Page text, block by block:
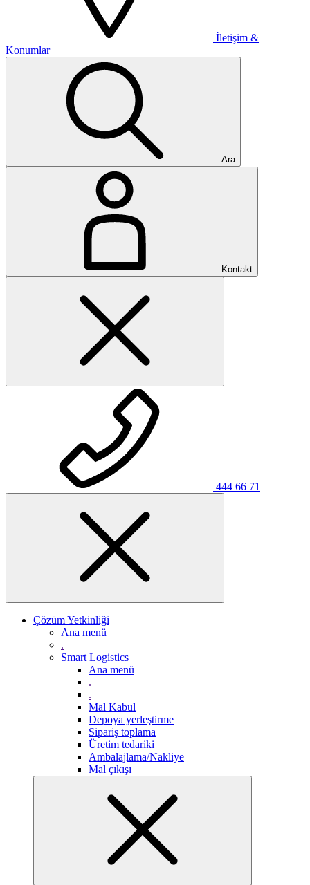
İletişim &
Konumlar
Ara
Kontakt
444 66 71
Çözüm Yetkinliği
Ana menü
.
Smart Logistics
Ana menü
.
.
Mal Kabul
Depoya yerleştirme
Sipariş toplama
Üretim tedariki
Ambalajlama/Nakliye
Mal çıkışı